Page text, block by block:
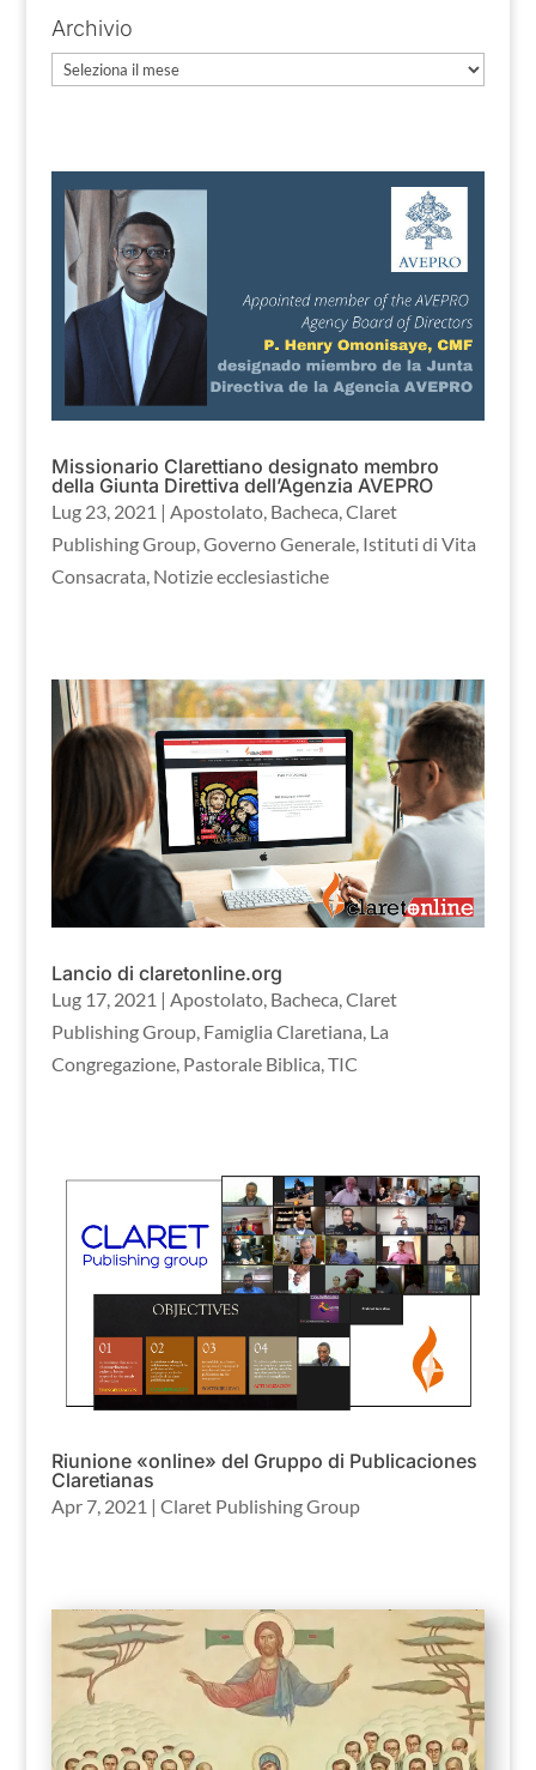
Archivio
Archivio
Missionario Clarettiano designato membro
della Giunta Direttiva dell’Agenzia AVEPRO
Lug 23, 2021 | Apostolato, Bacheca Claret
Publishing Group, Governo Generale, Istituti di Vita
Consacrata Notizie ecclesiastiche
Lancio di claretonline.org
Lug 17, 2021 | Apostolato, Bacheca,Claret
Publishing Group, Famiglia Claretiana, La
Congregazione, Pastorale Biblica,TIC
Riunione «online» del Gruppo di Publicaciones
Claretianas
Apr 7, 2021 | Claret Publishing Group